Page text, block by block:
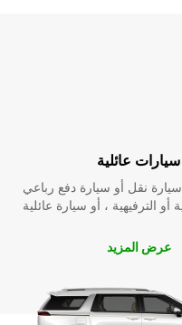
سيارات عائلية
نقل أو سيارة دفع رباعي
أو الترفيهية ، أو سيارة عائلية
عرض المزيد